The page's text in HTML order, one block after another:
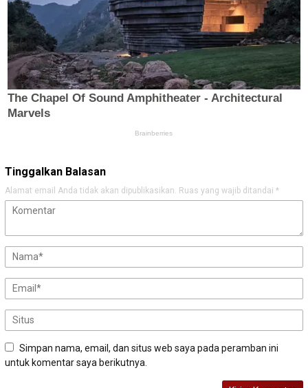
Tinggalkan Balasan
Alamat email Anda tidak akan dipublikasikan. Ruas yang wajib ditandai *
Simpan nama, email, dan situs web saya pada peramban ini
untuk komentar saya berikutnya.